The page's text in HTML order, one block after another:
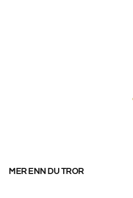
mer enn du tror